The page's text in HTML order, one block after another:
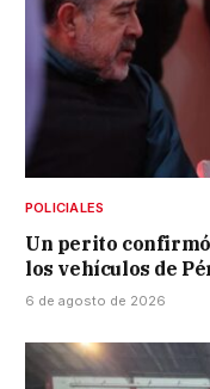
POLICIALES
Un perito
los vehículos de
6 de agosto de 2026